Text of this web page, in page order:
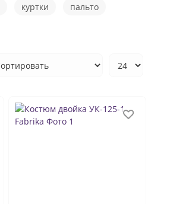
куртки
пальто